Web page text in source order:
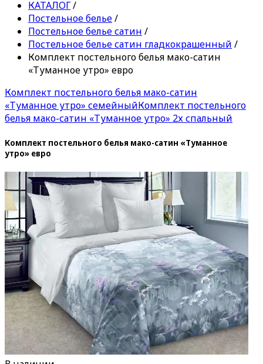
КАТАЛОГ/
Постельное белье/
Постельное белье сатин /
Постельное белье сатин гладкокрашенный /
Комплект постельного белья мако-сатин
«Туманное утро» евро
Комплект постельного белья мако-сатин
«Туманное утро» семейныйКомплект постельного
белья мако-сатин «Туманное утро» 2х спальный
Комплект постельного белья мако-сатин «Туманное
утро» евро